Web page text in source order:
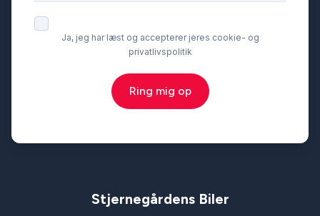
Ja, jeg har læst og accepterer jeres cookie- og
privatlivspolitik
Ring mig op
Stjernegårdens Biler